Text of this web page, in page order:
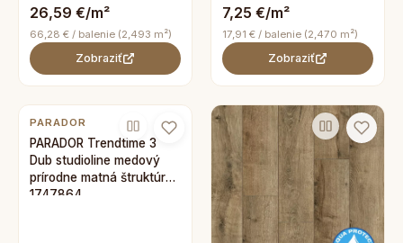
26,59 €/m²
66,28 € / balenie (2,493 m²)
Zobraziť
7,25 €/m²
17,91 € / balenie (2,470 m²)
Zobraziť
PARADOR
PARADOR Trendtime 3
Dub studioline medový
prírodne matná štruktúra
1747864